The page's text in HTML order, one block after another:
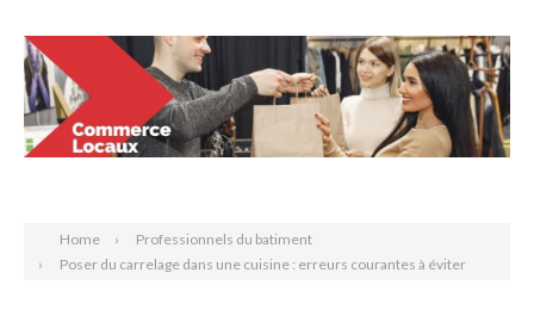
Home
Professionnels du batiment
Poser du carrelage dans une cuisine : erreurs courantes à éviter